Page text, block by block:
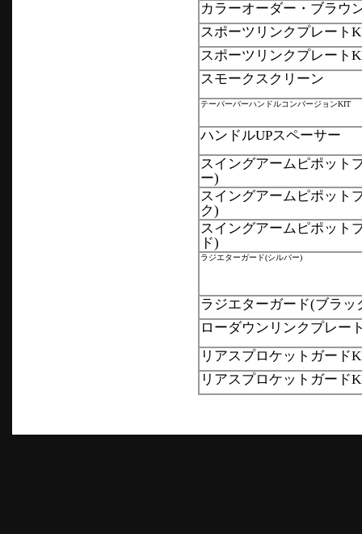
カラーオーダー・ブラウ
スポーツリンクプレート
スポーツリンクプレート
スモークスクリーン
テーパーバーハンドルコンバージョンKIT
ハンドルUPスペーサー
スイングアームピポット
ー)
スイングアームピポット
ク)
スイングアームピポット
ド)
ラジエターガード(シルバー)
ラジエターガード(ブラッ
ローダウンリンクプレー
リアスプロケットガード
リアスプロケットガード